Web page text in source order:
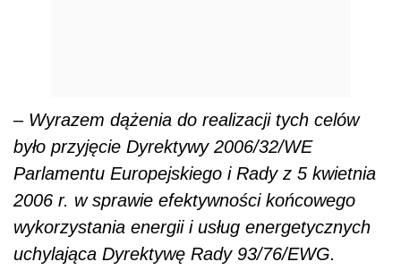
– Wyrazem dążenia do realizacji tych celów
było przyjęcie Dyrektywy 2006/32/WE
Parlamentu Europejskiego i Rady z 5 kwietnia
2006 r. w sprawie efektywności końcowego
wykorzystania energii i usług energetycznych
uchylająca Dyrektywę Rady 93/76/EWG.